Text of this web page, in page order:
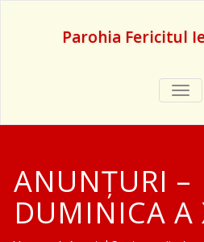
Parohia Fericitul
ANUNȚURI –
DUMINICA A